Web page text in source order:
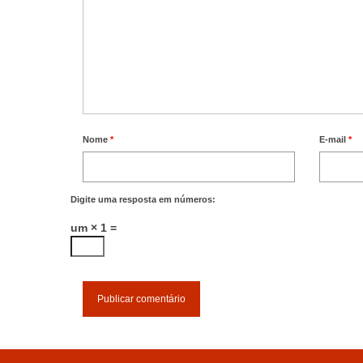
Nome * E-mail*
Digite uma resposta em números:
um × 1 =